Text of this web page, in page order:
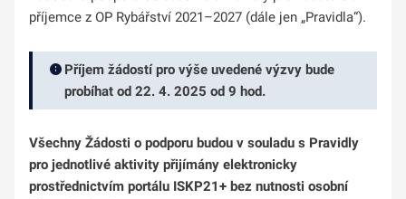
příjemce z OP Rybářství 2021–2027 (dále jen „Pravidla“).
Příjem žádostí pro výše uvedené výzvy bude
probíhat od 22. 4. 2025 od 9 hod.
Všechny Žádosti o podporu budou v souladu s Pravidly
pro jednotlivé aktivity přijímány elektronicky
prostřednictvím portálu ISKP21+ bez nutnosti osobní